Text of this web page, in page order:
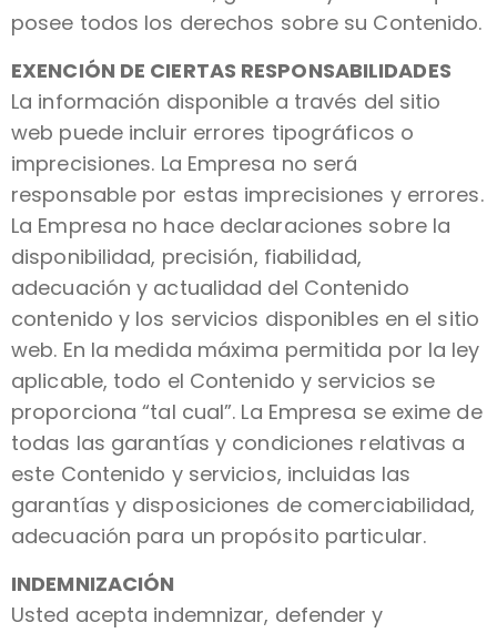
posee todos los derechos sobre su Contenido.
EXENCIÓN DE CIERTAS RESPONSABILIDADES
La información disponible a través del sitio
web puede incluir errores tipográficos o
imprecisiones. La Empresa no será
responsable por estas imprecisiones y errores.
La Empresa no hace declaraciones sobre la
disponibilidad, precisión, fiabilidad,
adecuación y actualidad del Contenido
contenido y los servicios disponibles en el sitio
web. En la medida máxima permitida por la ley
aplicable, todo el Contenido y servicios se
proporciona “tal cual”. La Empresa se exime de
todas las garantías y condiciones relativas a
este Contenido y servicios, incluidas las
garantías y disposiciones de comerciabilidad,
adecuación para un propósito particular.
INDEMNIZACIÓN
Usted acepta indemnizar, defender y